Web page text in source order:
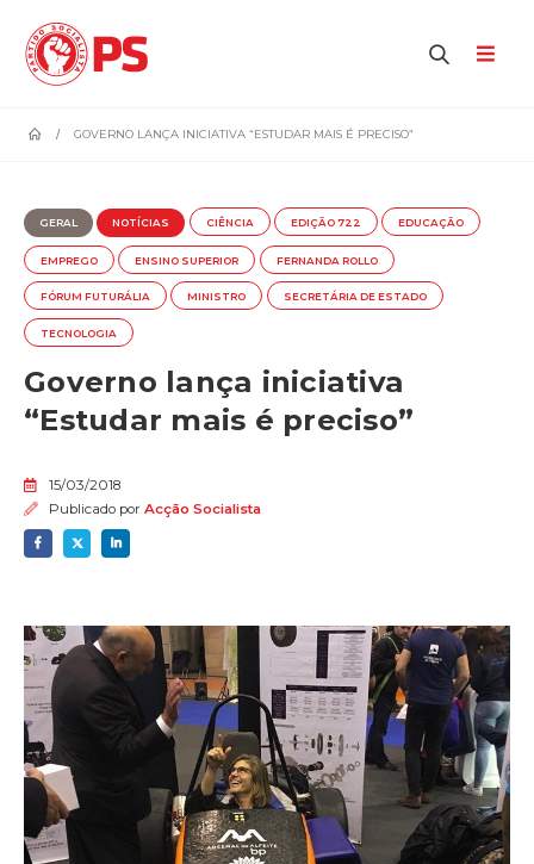
GOVERNO LANÇA INICIATIVA “ESTUDAR MAIS É PRECISO”
GERAL NOTÍCIAS CIÊNCIA EDIÇÃO 722 EDUCAÇÃO
EMPREGO ENSINO SUPERIOR FERNANDA ROLLO
FÓRUM FUTURÁLIA MINISTRO SECRETÁRIA DE ESTADO
TECNOLOGIA
Governo lança iniciativa
“Estudar mais é preciso”
15/03/2018
Publicado por Acção Socialista